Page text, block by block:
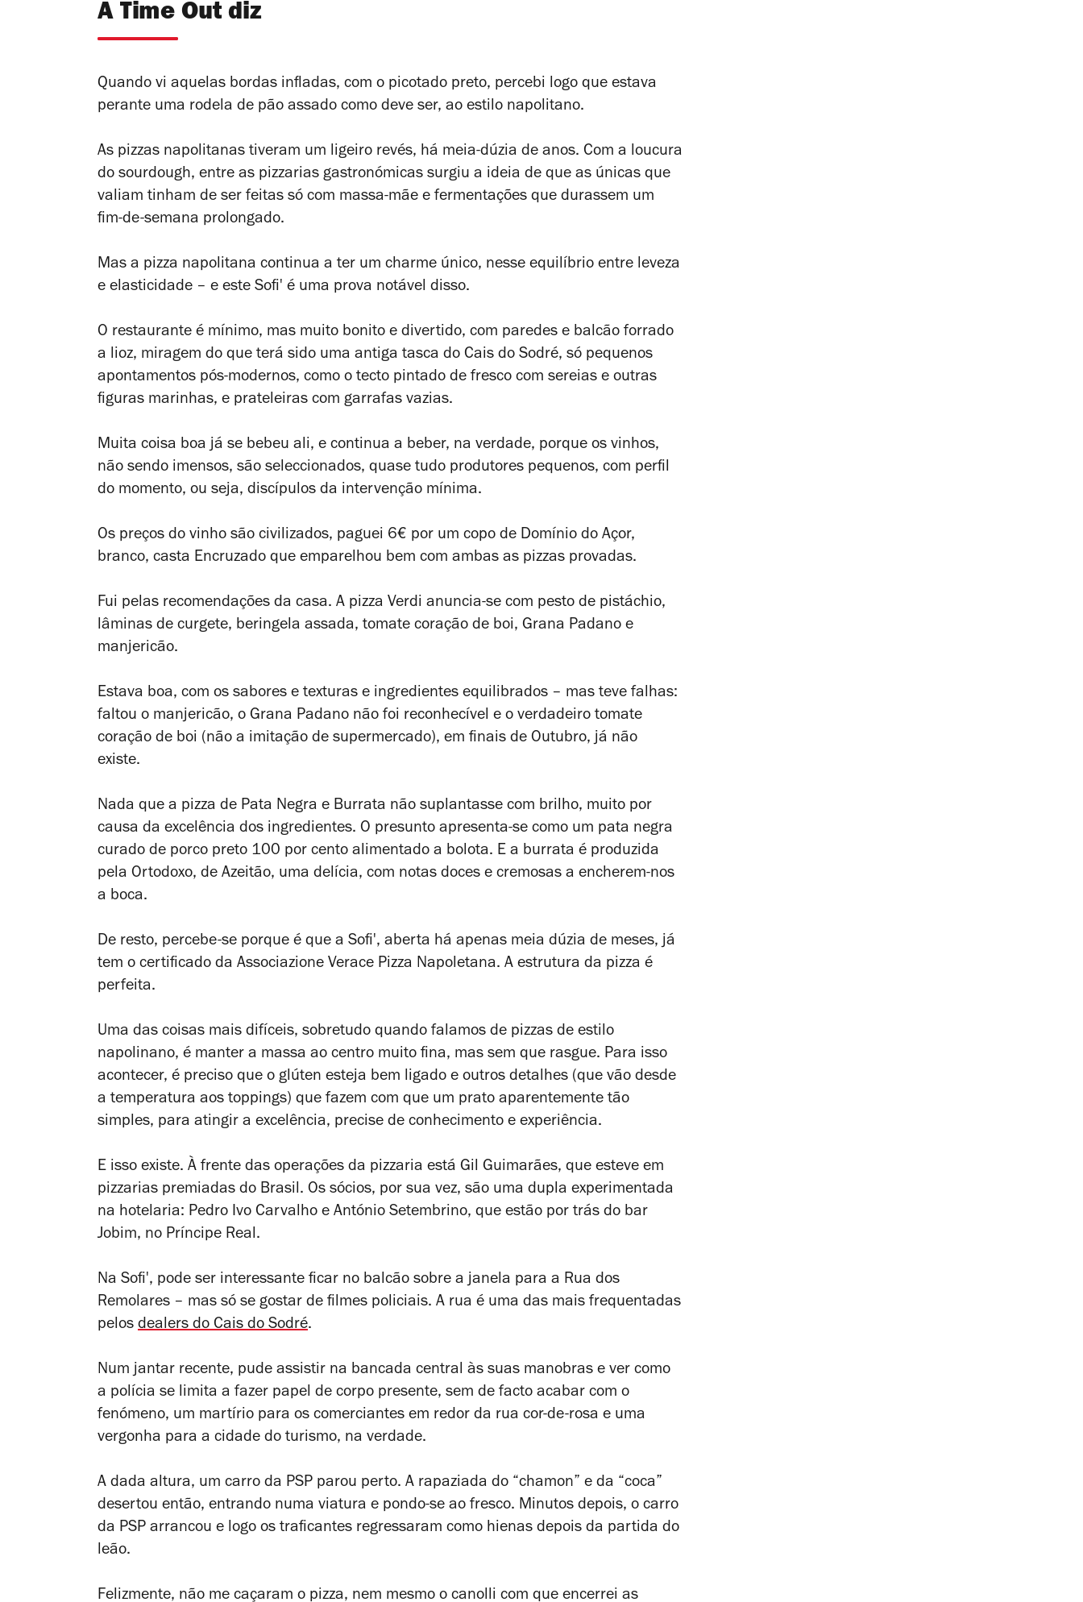
A Time Out diz
Quando vi aquelas bordas infladas, com o picotado preto, percebi logo que estava
perante uma rodela de pão assado como deve ser, ao estilo napolitano.
As pizzas napolitanas tiveram um ligeiro revés, há meia-dúzia de anos. Com a loucura
do sourdough, entre as pizzarias gastronómicas surgiu a ideia de que as únicas que
valiam tinham de ser feitas só com massa-mãe e fermentações que durassem um
fim-de-semana prolongado.
Mas a pizza napolitana continua a ter um charme único, nesse equilíbrio entre leveza
e elasticidade – e este Sofi' é uma prova notável disso.
O restaurante é mínimo, mas muito bonito e divertido, com paredes e balcão forrado
a lioz, miragem do que terá sido uma antiga tasca do Cais do Sodré, só pequenos
apontamentos pós-modernos, como o tecto pintado de fresco com sereias e outras
figuras marinhas, e prateleiras com garrafas vazias.
Muita coisa boa já se bebeu ali, e continua a beber, na verdade, porque os vinhos,
não sendo imensos, são seleccionados, quase tudo produtores pequenos, com perfil
do momento, ou seja, discípulos da intervenção mínima.
Os preços do vinho são civilizados, paguei 6€ por um copo de Domínio do Açor,
branco, casta Encruzado que emparelhou bem com ambas as pizzas provadas.
Fui pelas recomendações da casa. A pizza Verdi anuncia-se com pesto de pistáchio,
lâminas de curgete, beringela assada, tomate coração de boi, Grana Padano e
manjericão.
Estava boa, com os sabores e texturas e ingredientes equilibrados – mas teve falhas:
faltou o manjericão, o Grana Padano não foi reconhecível e o verdadeiro tomate
coração de boi (não a imitação de supermercado), em finais de Outubro, já não
existe.
Nada que a pizza de Pata Negra e Burrata não suplantasse com brilho, muito por
causa da excelência dos ingredientes. O presunto apresenta-se como um pata negra
curado de porco preto 100 por cento alimentado a bolota. E a burrata é produzida
pela Ortodoxo, de Azeitão, uma delícia, com notas doces e cremosas a encherem-nos
a boca.
De resto, percebe-se porque é que a Sofi', aberta há apenas meia dúzia de meses, já
tem o certificado da Associazione Verace Pizza Napoletana. A estrutura da pizza é
perfeita.
Uma das coisas mais difíceis, sobretudo quando falamos de pizzas de estilo
napolinano, é manter a massa ao centro muito fina, mas sem que rasgue. Para isso
acontecer, é preciso que o glúten esteja bem ligado e outros detalhes (que vão desde
a temperatura aos toppings) que fazem com que um prato aparentemente tão
simples, para atingir a excelência, precise de conhecimento e experiência.
E isso existe. À frente das operações da pizzaria está Gil Guimarães, que esteve em
pizzarias premiadas do Brasil. Os sócios, por sua vez, são uma dupla experimentada
na hotelaria: Pedro Ivo Carvalho e António Setembrino, que estão por trás do bar
Jobim, no Príncipe Real.
Na Sofi', pode ser interessante ficar no balcão sobre a janela para a Rua dos
Remolares – mas só se gostar de filmes policiais. A rua é uma das mais frequentadas
pelos dealers do Cais do Sodré.
Num jantar recente, pude assistir na bancada central às suas manobras e ver como
a polícia se limita a fazer papel de corpo presente, sem de facto acabar com o
fenómeno, um martírio para os comerciantes em redor da rua cor-de-rosa e uma
vergonha para a cidade do turismo, na verdade.
A dada altura, um carro da PSP parou perto. A rapaziada do “chamon” e da “coca”
desertou então, entrando numa viatura e pondo-se ao fresco. Minutos depois, o carro
da PSP arrancou e logo os traficantes regressaram como hienas depois da partida do
leão.
Felizmente, não me caçaram o pizza, nem mesmo o canolli com que encerrei as